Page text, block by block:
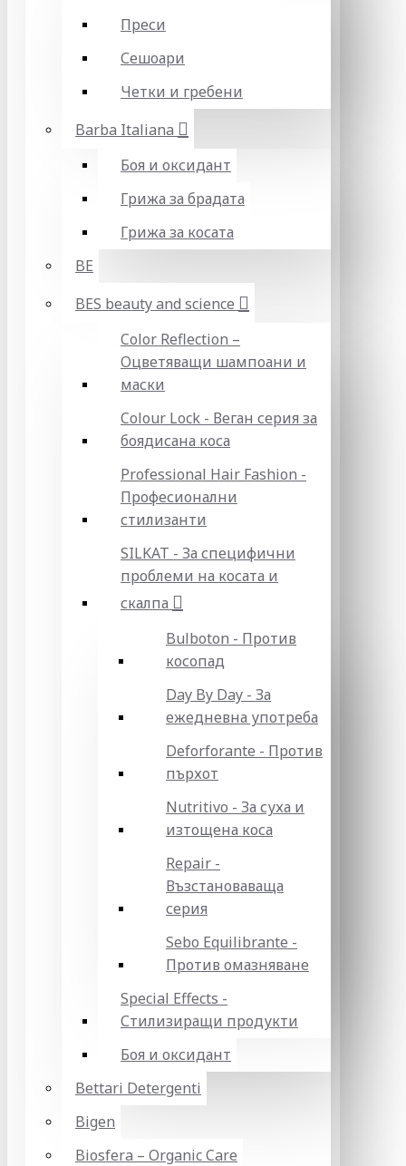
Преси
Сешоари
Четки и гребени
Barba Italiana
Боя и оксидант
Грижа за брадата
Грижа за косата
BE
BES beauty and science
Color Reflection –
Оцветяващи шампоани и
маски
Colour Lock - Веган серия за
боядисана коса
Professional Hair Fashion -
Професионални
стилизанти
SILKAT - За специфични
проблеми на косата и
скалпа
Bulboton - Против
косопад
Day By Day - За
ежедневна употреба
Deforforante - Против
пърхот
Nutritivo - За суха и
изтощена коса
Repair -
Възстановаваща
серия
Sebo Equilibrante -
Против омазняване
Special Effects -
Стилизиращи продукти
Боя и оксидант
Bettari Detergenti
Bigen
Biosfera – Organic Care